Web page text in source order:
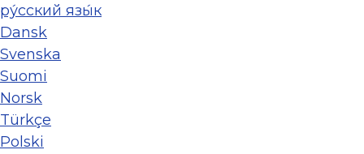
ру́сский язы́к
Dansk
Svenska
Suomi
Norsk
Türkçe
Polski